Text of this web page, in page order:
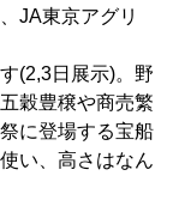
JA東京アグリ
(2,3日展示)。野
穀豊穣や商売繁
に登場する宝船
い、高さはなん